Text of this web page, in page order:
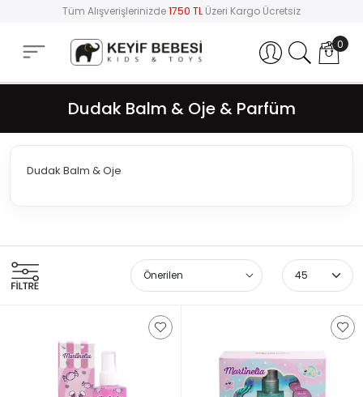
Tüm Alışverişlerinizde1750 TL Üzeri Kargo Ücretsiz
Hesabım 0
Dudak Balm & Oje & Parfüm
Dudak Balm & Oje